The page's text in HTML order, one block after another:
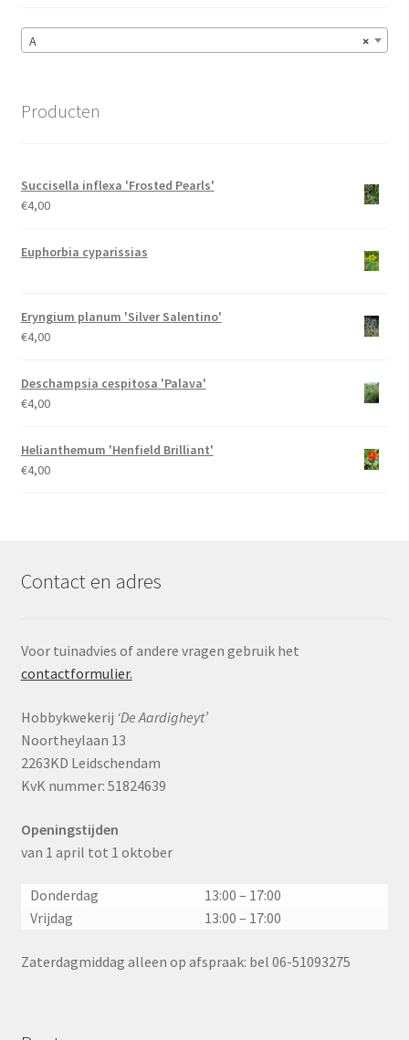
×
A
Producten
Succisella inflexa 'Frosted Pearls'
€4,00
Euphorbia cyparissias
Eryngium planum 'Silver Salentino'
€4,00
Deschampsia cespitosa 'Palava'
€4,00
Helianthemum 'Henfield Brilliant'
€4,00
Contact en adres
Voor tuinadvies of andere vragen gebruik het
contactformulier.
Hobbykwekerij ‘De Aardigheyt’
Noortheylaan 13
2263KD Leidschendam
KvK nummer: 51824639
Openingstijden
van 1 april tot 1 oktober
Donderdag
13:00 – 17:00
Vrijdag
13:00 – 17:00
Zaterdagmiddag alleen op afspraak: bel 06-51093275